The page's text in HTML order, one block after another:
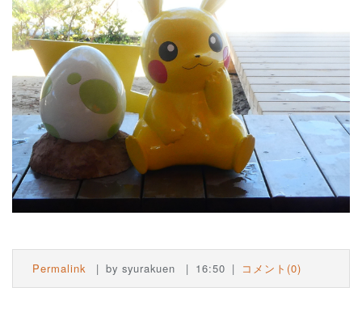
Permalink by syurakuen 16:50 コメント(0)